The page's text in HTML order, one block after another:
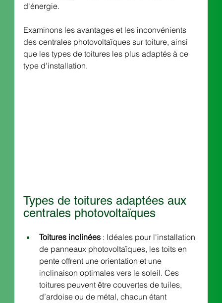
d'énergie.
Examinons les avantages et les inconvénients
des centrales photovoltaïques sur toiture, ainsi
que les types de toitures les plus adaptés à ce
type d'installation.
Types de toitures adaptées aux
centrales photovoltaïques
Toitures inclinées : Idéales pour l'installation
de panneaux photovoltaïques, les toits en
pente offrent une orientation et une
inclinaison optimales vers le soleil. Ces
toitures peuvent être couvertes de tuiles,
d’ardoise ou de métal, chacun étant